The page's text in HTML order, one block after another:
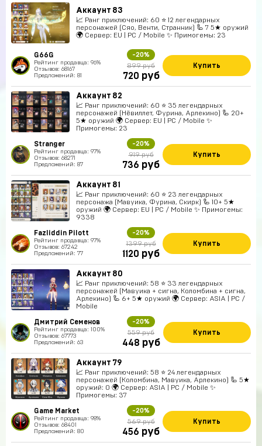
Аккаунт 83
📈 Ранг приключений: 60 ⭐ 12 легендарных
персонажей (Сяо, Венти, Странник) 🦾 7 5★ оружий
🌍 Сервер: EU | PC / Mobile ✨ Примогемы: 23
G66G
Рейтинг продавца: 96%
Отзывов: 68167
Предложений: 81
-20%
899 руб
720 руб
Купить
Аккаунт 82
📈 Ранг приключений: 60 ⭐ 35 легендарных
персонажей (Нёвиллет, Фурина, Арлекино) 🦾 20+
5★ оружий 🌍 Сервер: EU | PC / Mobile ✨
Примогемы: 23
Stranger
Рейтинг продавца: 97%
Отзывов: 68271
Предложений: 87
-20%
919 руб
736 руб
Купить
Аккаунт 81
📈 Ранг приключений: 60 ⭐ 23 легендарных
персонажа (Мавуика, Фурина, Скирк) 🦾 10+ 5★
оружий 🌍 Сервер: EU | PC / Mobile ✨ Примогемы:
9338
Fazliddin Pilott
Рейтинг продавца: 97%
Отзывов: 67242
Предложений: 77
-20%
1399 руб
1120 руб
Купить
Аккаунт 80
📈 Ранг приключений: 58 ⭐ 33 легендарных
персонажей (Мавуика + сигна, Коломбина + сигна,
Арлекино) 🦾 6+ 5★ оружий 🌍 Сервер: ASIA | PC /
Mobile
Дмитрий Семенов
Рейтинг продавца: 100%
Отзывов: 67773
Предложений: 63
-20%
559 руб
448 руб
Купить
Аккаунт 79
📈 Ранг приключений: 58 ⭐ 24 легендарных
персонажей (Коломбина, Мавуика, Арлекино) 🦾 5★
оружий: 0 🌍 Сервер: ASIA | PC / Mobile ✨
Примогемы: 37
Game Market
Рейтинг продавца: 98%
Отзывов: 68401
Предложений: 80
-20%
569 руб
456 руб
Купить